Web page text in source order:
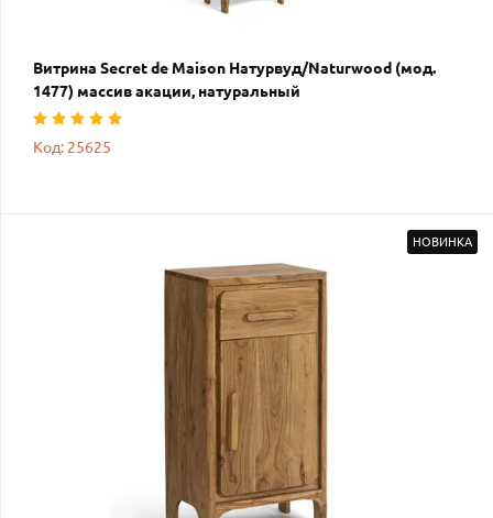
Витрина Secret de Maison Натурвуд/Naturwood (мод.
1477) массив акации, натуральный
Код: 25625
НОВИНКА